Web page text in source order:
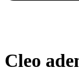
Cleo